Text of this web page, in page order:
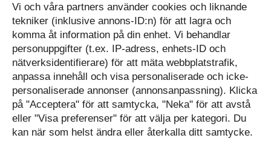
Vi och våra partners använder cookies och liknande
tekniker (inklusive annons-ID:n) för att lagra och
komma åt information på din enhet. Vi behandlar
personuppgifter (t.ex. IP-adress, enhets-ID och
nätverksidentifierare) för att mäta webbplatstrafik,
anpassa innehåll och visa personaliserade och icke-
personaliserade annonser (annonsanpassning). Klicka
på "Acceptera" för att samtycka, "Neka" för att avstå
eller "Visa preferenser" för att välja per kategori. Du
kan när som helst ändra eller återkalla ditt samtycke.
Cookiepolicy
Mitt konto
Kassan
Följ oss på Facebook
Tavlor på Instagram
Inspiration på Pinterest
Diskutera på LinkedIn
Varukorg Kunskapat
Med barn och ungas
nyfikenhet som inspiration